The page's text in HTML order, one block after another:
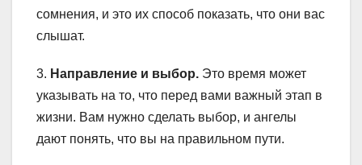
сомнения, и это их способ показать, что они вас
слышат.
3. Направление и выбор. Это время может
указывать на то, что перед вами важный этап в
жизни. Вам нужно сделать выбор, и ангелы
дают понять, что вы на правильном пути.